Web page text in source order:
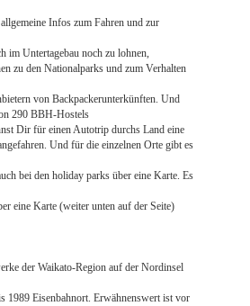
Infos zum Fahren und zur
im Untertagebau noch zu lohnen,
zu den Nationalparks und zum Verhalten
von Backpackerunterkünften. Und
290 BBH-Hostels
Dir für einen Autotrip durchs Land eine
Und für die einzelnen Orte gibt es
bei den holiday parks über eine Karte. Es
eine Karte (weiter unten auf der Seite)
der Waikato-Region auf der Nordinsel
1989 Eisenbahnort. Erwähnenswert ist vor